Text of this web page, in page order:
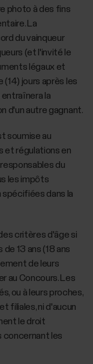
photo à des fins
La
du vainqueur
(et l'invité le
légaux et
(14) jours après les
la
d'un autre gagnant.
soumise au
et régulations en
du
les impôts
dans la
critères d'âge si
13 ans (18 ans
de leurs
au Concours. Les
ou à leurs proches,
filiales, ni d'aucun
le droit
concernant les